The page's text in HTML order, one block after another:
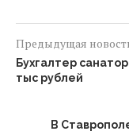
Предыдущая
Бухгалтер
тыс рублей
В